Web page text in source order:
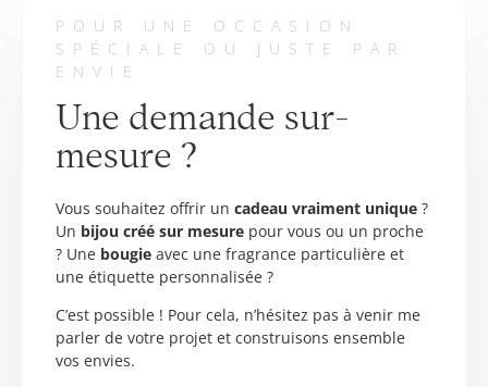
POUR UNE OCCASION
SPÉCIALE OU JUSTE PAR
ENVIE
Une demande sur-
mesure ?
Vous souhaitez offrir un cadeau vraiment unique ?
Un bijou créé sur mesure pour vous ou un proche
? Une bougie avec une fragrance particulière et
une étiquette personnalisée ?
C’est possible ! Pour cela, n’hésitez pas à venir me
parler de votre projet et construisons ensemble
vos envies.